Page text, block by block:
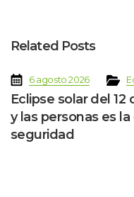
Related Post
6 agosto 2026
Eclipse solar del
y las personas es
eguridad